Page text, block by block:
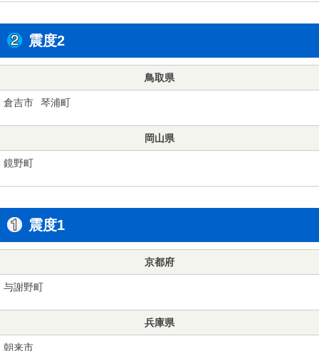
震度2
鳥取県
倉吉市 琴浦町
岡山県
鏡野町
震度1
京都府
与謝野町
兵庫県
朝来市